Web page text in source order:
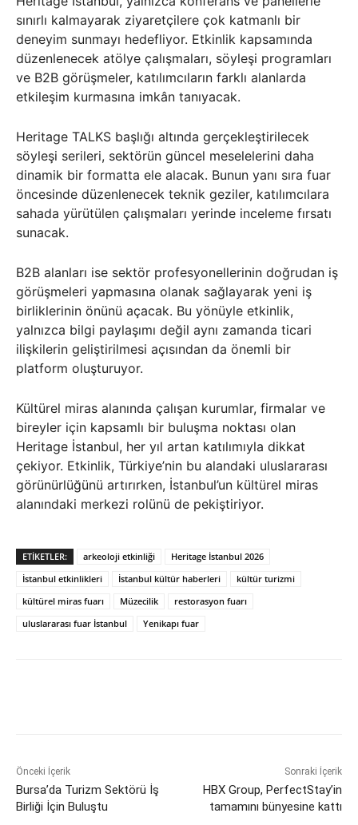
sınırlı kalmayarak ziyaretçilere çok katmanlı bir
deneyim sunmayı hedefliyor. Etkinlik kapsamında
düzenlenecek atölye çalışmaları, söyleşi programları
ve B2B görüşmeler, katılımcıların farklı alanlarda
etkileşim kurmasına imkân tanıyacak.
Heritage TALKS başlığı altında gerçekleştirilecek
söyleşi serileri, sektörün güncel meselelerini daha
dinamik bir formatta ele alacak. Bunun yanı sıra fuar
öncesinde düzenlenecek teknik geziler, katılımcılara
sahada yürütülen çalışmaları yerinde inceleme fırsatı
sunacak.
B2B alanları ise sektör profesyonellerinin doğrudan iş
görüşmeleri yapmasına olanak sağlayarak yeni iş
birliklerinin önünü açacak. Bu yönüyle etkinlik,
yalnızca bilgi paylaşımı değil aynı zamanda ticari
ilişkilerin geliştirilmesi açısından da önemli bir
platform oluşturuyor.
Kültürel miras alanında çalışan kurumlar, firmalar ve
bireyler için kapsamlı bir buluşma noktası olan
Heritage İstanbul, her yıl artan katılımıyla dikkat
çekiyor. Etkinlik, Türkiye’nin bu alandaki uluslararası
görünürlüğünü artırırken, İstanbul’un kültürel miras
alanındaki merkezi rolünü de pekiştiriyor.
ETIKETLER: arkeoloji etkinliği
Heritage İstanbul 2026
İstanbul etkinlikleri
İstanbul kültür haberleri
kültür turizmi
kültürel miras fuarı
Müzecilik
restorasyon fuarı
uluslararası fuar İstanbul
Yenikapı fuar
Önceki İçerik
Bursa’da Turizm Sektörü İş
Birliği İçin Buluştu
Sonraki İçerik
HBX Group, PerfectStay’in
tamamını bünyesine kattı